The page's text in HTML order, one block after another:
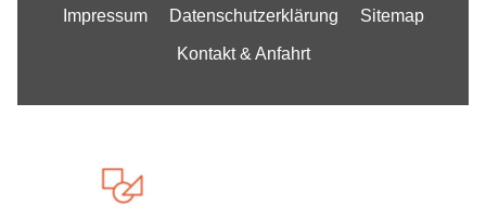
Impressum Datenschutzerklärung Sitemap
Kontakt & Anfahrt